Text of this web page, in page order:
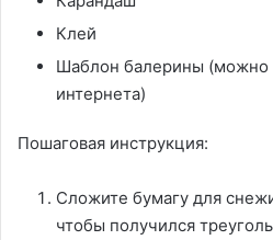
Клей
Шаблон балерины (можно
интернета)
Пошаговая инструкция:
Сложите бумагу для
чтобы получился